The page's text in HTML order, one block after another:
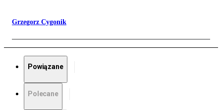
Grzegorz Cygonik
Powiązane
Polecane